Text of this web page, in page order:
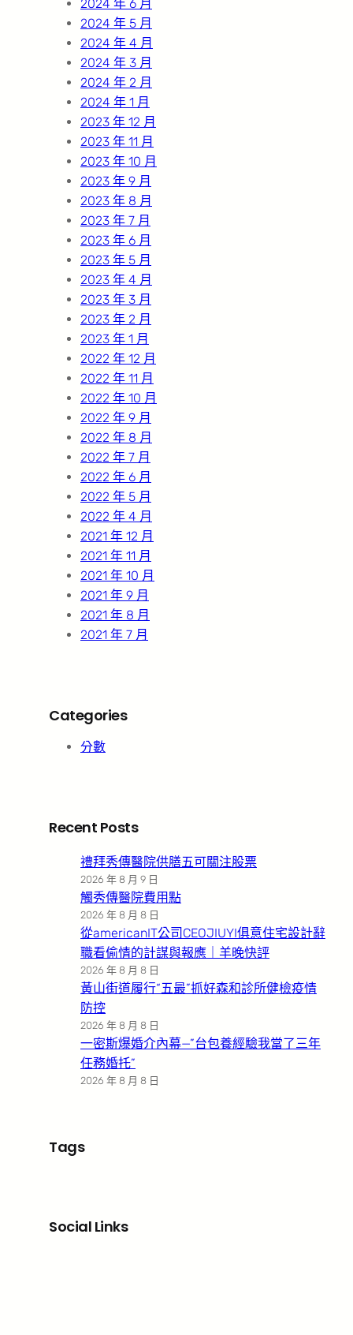
2024 年 6 月
2024 年 5 月
2024 年 4 月
2024 年 3 月
2024 年 2 月
2024 年 1 月
2023 年 12 月
2023 年 11 月
2023 年 10 月
2023 年 9 月
2023 年 8 月
2023 年 7 月
2023 年 6 月
2023 年 5 月
2023 年 4 月
2023 年 3 月
2023 年 2 月
2023 年 1 月
2022 年 12 月
2022 年 11 月
2022 年 10 月
2022 年 9 月
2022 年 8 月
2022 年 7 月
2022 年 6 月
2022 年 5 月
2022 年 4 月
2021 年 12 月
2021 年 11 月
2021 年 10 月
2021 年 9 月
2021 年 8 月
2021 年 7 月
Categories
分數
Recent Posts
禮拜秀傳醫院供膳五可關注股票
2026 年 8 月 9 日
觸秀傳醫院費用點
2026 年 8 月 8 日
從americanIT公司CEOJIUYI俱意住宅設計辭
職看偷情的計謀與報應｜羊晚快評
2026 年 8 月 8 日
黃山街道履行“五最”抓好森和診所健檢疫情
防控
2026 年 8 月 8 日
一密斯爆婚介內幕—”台包養經驗我當了三年
任務婚托”
2026 年 8 月 8 日
Tags
Social Links